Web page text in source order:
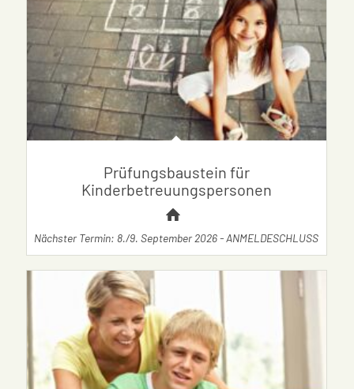
Prüfungsbaustein für
Kinderbetreuungspersonen
Nächster Termin: 8./9. September 2026 - ANMELDESCHLUSS